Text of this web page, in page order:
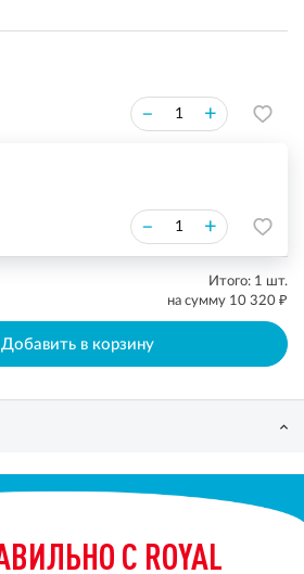
– +
– +
Итого: 1 шт.
на сумму 10 320 ₽
Добавить в корзину